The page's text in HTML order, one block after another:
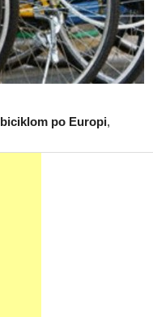
biciklom po Europi,